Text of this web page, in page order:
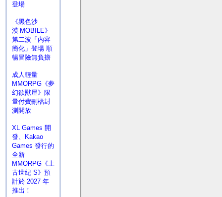
登場
《黑色沙
漠 MOBILE》
第二波「內容
簡化」登場 順
暢冒險無負擔
成人輕量
MMORPG《夢
幻欲獸屋》限
量付費刪檔封
測開放
XL Games 開
發、Kakao
Games 發行的
全新
MMORPG《上
古世紀 S》預
計於 2027 年
推出！